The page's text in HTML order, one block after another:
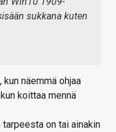
sukkana kuten
näemmä ohjaa
koittaa mennä
on tai ainakin